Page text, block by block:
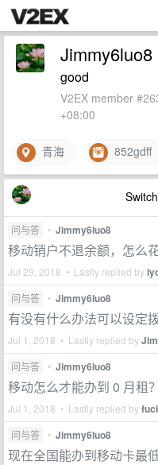
Jimmy6luo8
good
V2EX member
+08:00
青海 852gdff
问与答 • Jimmy6luo8
移动销户不退余额，怎么
Jul 29, 2018 • Lastly replied by
问与答 • Jimmy6luo8
有没有什么办法可以设定
Jul 1, 2018 • Lastly replied by
问与答 • Jimmy6luo8
移动怎么才能办到 0 月租？
Jul 1, 2018 • Lastly replied by
问与答 • Jimmy6luo8
现在全国能办到移动卡最